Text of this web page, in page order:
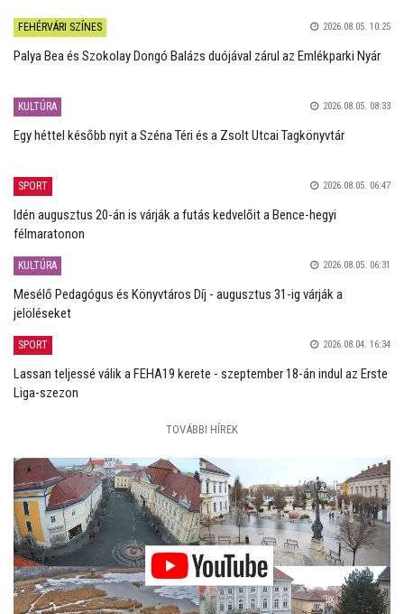
FEHÉRVÁRI SZÍNES 2026.08.05. 10:25
Palya Bea és Szokolay Dongó Balázs duójával zárul az Emlékparki Nyár
KULTÚRA 2026.08.05. 08:33
Egy héttel később nyit a Széna Téri és a Zsolt Utcai Tagkönyvtár
SPORT 2026.08.05. 06:47
Idén augusztus 20-án is várják a futás kedvelőit a Bence-hegyi
félmaratonon
KULTÚRA 2026.08.05. 06:31
Mesélő Pedagógus és Könyvtáros Díj - augusztus 31-ig várják a
jelöléseket
SPORT 2026.08.04. 16:34
Lassan teljessé válik a FEHA19 kerete - szeptember 18-án indul az Erste
Liga-szezon
TOVÁBBI HÍREK